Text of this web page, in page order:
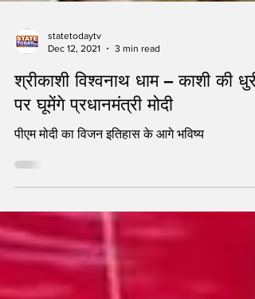
statetodaytv
Dec 12, 2021
3 min read
श्रीकाशी विश्वनाथ धाम – काशी की धुरी
पर घूमेंगे प्रधानमंत्री मोदी
पीएम मोदी का विजन इतिहास के आगे भविष्य